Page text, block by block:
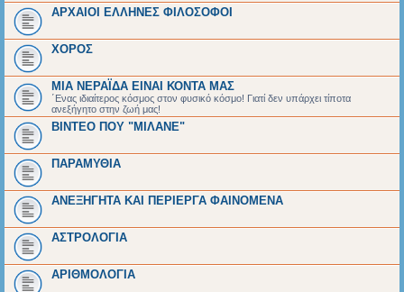
ΑΡΧΑΙΟΙ EΛΛΗΝΕΣ ΦΙΛΟΣΟΦΟΙ
ΧΟΡΟΣ
ΜΙΑ ΝΕΡΑΪΔΑ ΕΙΝΑΙ ΚΟΝΤΑ ΜΑΣ
΄Ενας ιδιαίτερος κόσμος στον φυσικό κόσμο! Γιατί δεν υπάρχει τίποτα
ανεξήγητο στην ζωή μας!
ΒΙΝΤΕΟ ΠΟΥ "ΜΙΛΑΝΕ"
ΠΑΡΑΜΥΘΙΑ
ΑΝΕΞΗΓΗΤΑ ΚΑΙ ΠΕΡΙΕΡΓΑ ΦΑΙΝΟΜΕΝΑ
ΑΣΤΡΟΛΟΓΙΑ
ΑΡΙΘΜΟΛΟΓΙΑ